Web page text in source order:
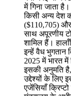
में गिना जाता
किसी अन्य देश
($110,705)
साथ अपूरणीय
शामिल हैं।
इन्हें वैध भुगतान
2025 में भारत
इसकी अनुमति
उद्देश्यों के लिए
एजेंसियाँ